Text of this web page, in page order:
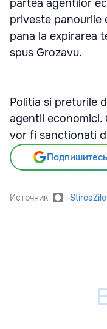
partea agentilor
priveste panourile
pana la expirarea
spus Grozavu.
Politia si preturile
agentii economici.
vor fi sanctionati
Источник